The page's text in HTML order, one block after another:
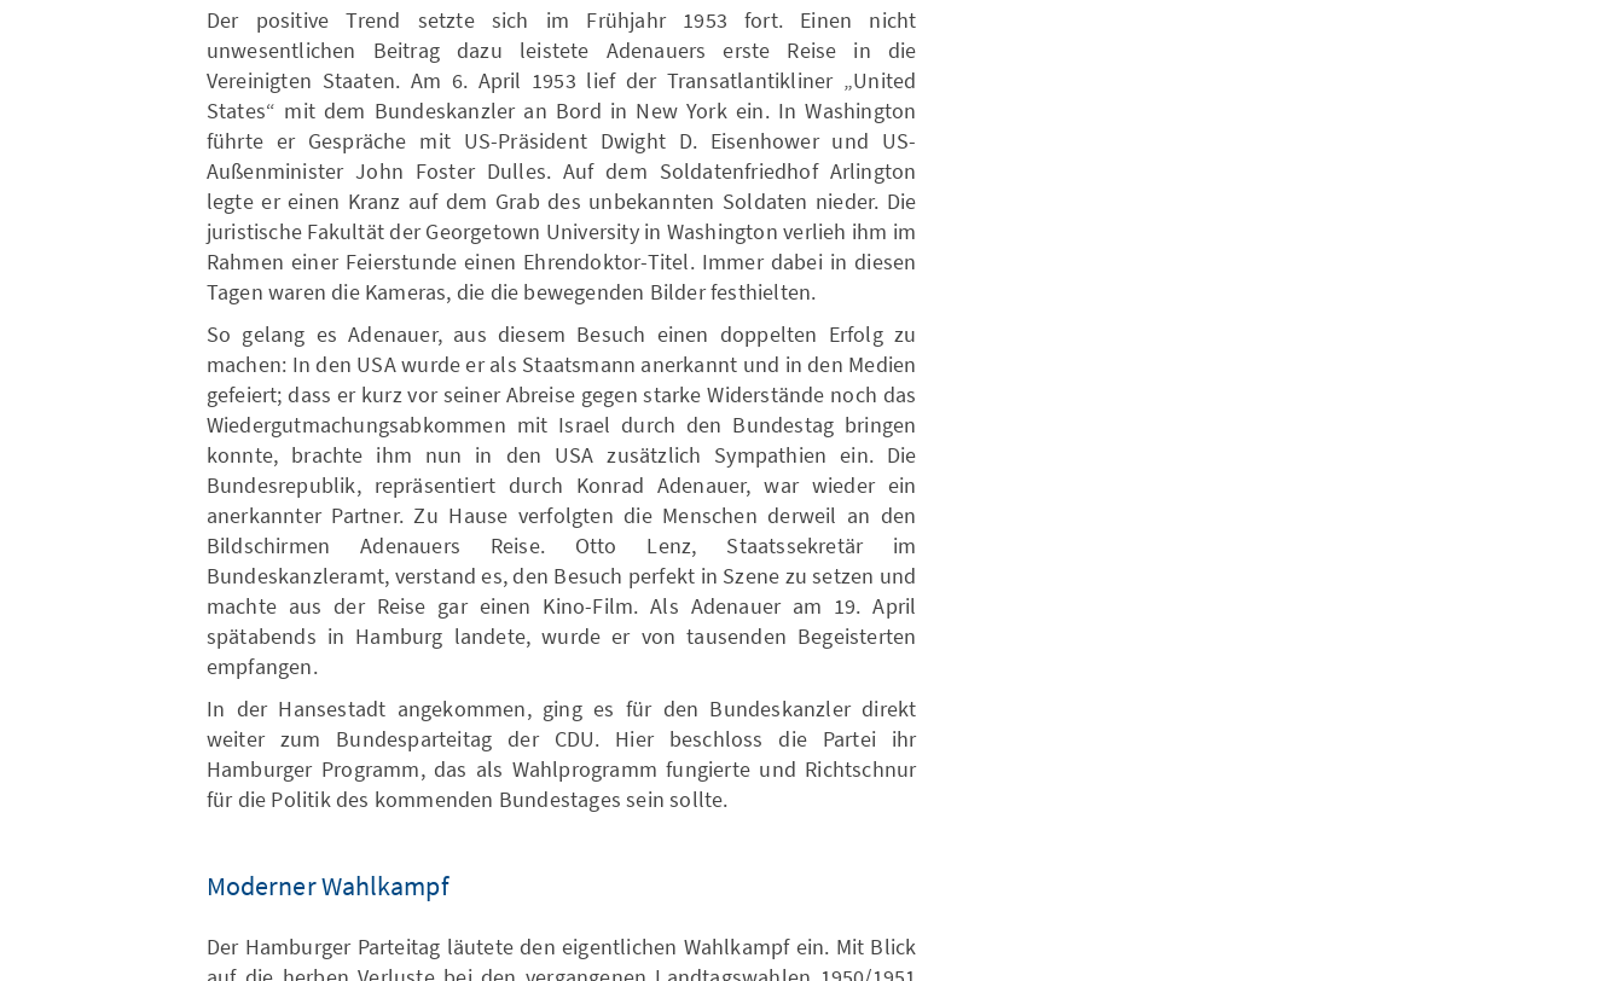
Der positive Trend setzte sich im Frühjahr 1953 fort. Einen nicht
unwesentlichen Beitrag dazu leistete Adenauers erste Reise in die
Vereinigten Staaten. Am 6. April 1953 lief der Transatlantikliner „United
States“ mit dem Bundeskanzler an Bord in New York ein. In Washington
führte er Gespräche mit US-Präsident Dwight D. Eisenhower und US-
Außenminister John Foster Dulles. Auf dem Soldatenfriedhof Arlington
legte er einen Kranz auf dem Grab des unbekannten Soldaten nieder. Die
juristische Fakultät der Georgetown University in Washington verlieh ihm im
Rahmen einer Feierstunde einen Ehrendoktor-Titel. Immer dabei in diesen
Tagen waren die Kameras, die die bewegenden Bilder festhielten.
So gelang es Adenauer, aus diesem Besuch einen doppelten Erfolg zu
machen: In den USA wurde er als Staatsmann anerkannt und in den Medien
gefeiert; dass er kurz vor seiner Abreise gegen starke Widerstände noch das
Wiedergutmachungsabkommen mit Israel durch den Bundestag bringen
konnte, brachte ihm nun in den USA zusätzlich Sympathien ein. Die
Bundesrepublik, repräsentiert durch Konrad Adenauer, war wieder ein
anerkannter Partner. Zu Hause verfolgten die Menschen derweil an den
Bildschirmen Adenauers Reise. Otto Lenz, Staatssekretär im
Bundeskanzleramt, verstand es, den Besuch perfekt in Szene zu setzen und
machte aus der Reise gar einen Kino-Film. Als Adenauer am 19. April
spätabends in Hamburg landete, wurde er von tausenden Begeisterten
empfangen.
In der Hansestadt angekommen, ging es für den Bundeskanzler direkt
weiter zum Bundesparteitag der CDU. Hier beschloss die Partei ihr
Hamburger Programm, das als Wahlprogramm fungierte und Richtschnur
für die Politik des kommenden Bundestages sein sollte.
Moderner Wahlkampf
Der Hamburger Parteitag läutete den eigentlichen Wahlkampf ein. Mit Blick